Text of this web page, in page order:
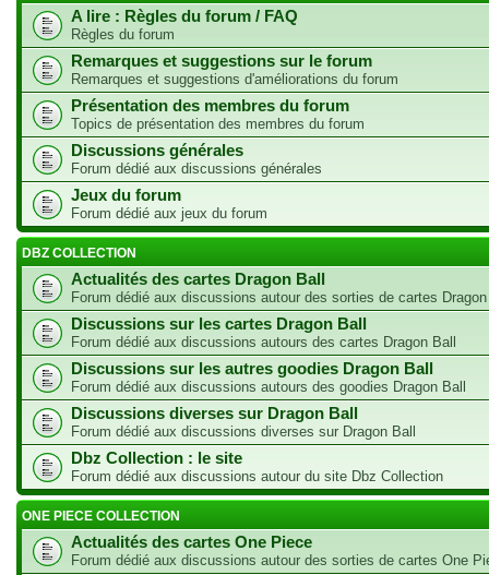
A lire : Règles du forum / FAQ
Règles du forum
Remarques et suggestions sur le forum
Remarques et suggestions d'améliorations du forum
Présentation des membres du forum
Topics de présentation des membres du forum
Discussions générales
Forum dédié aux discussions générales
Jeux du forum
Forum dédié aux jeux du forum
DBZ COLLECTION
Actualités des cartes Dragon Ball
Forum dédié aux discussions autour des sorties de cartes
Discussions sur les cartes Dragon Ball
Forum dédié aux discussions autours des cartes Dragon Ball
Discussions sur les autres goodies Dragon Ball
Forum dédié aux discussions autours des goodies Dragon Ball
Discussions diverses sur Dragon Ball
Forum dédié aux discussions diverses sur Dragon Ball
Dbz Collection : le site
Forum dédié aux discussions autour du site Dbz Collection
ONE PIECE COLLECTION
Actualités des cartes One Piece
Forum dédié aux discussions autour des sorties de cartes One